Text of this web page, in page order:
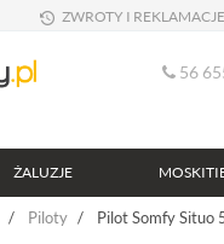
ZWROTY I REKLAMACJE
56
ŻALUZJE
Piloty Pilot Somfy Situo